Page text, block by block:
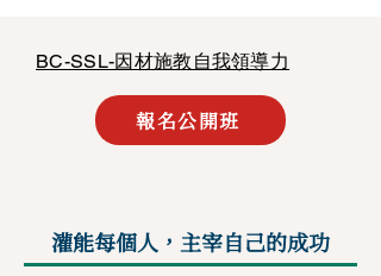
BC-SSL-因材施教自我領導力
報名公開班
灌能每個人，主宰自己的成功